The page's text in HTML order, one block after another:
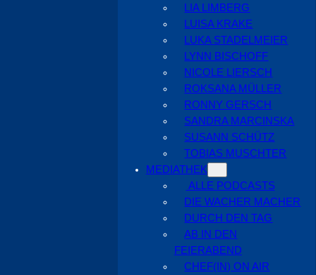
LIA LIMBERG
LUISA KRAKE
LUKA STADELMEIER
LYNN BISCHOFF
NICOLE LIERSCH
ROKSANA MÜLLER
RONNY GERSCH
SANDRA MARCINSKA
SUSANN SCHÜTZ
TOBIAS MUSCHTER
MEDIATHEK
ALLE PODCASTS
DIE WACHER MACHER
DURCH DEN TAG
AB IN DEN
FEIERABEND
CHEF(IN) ON AIR